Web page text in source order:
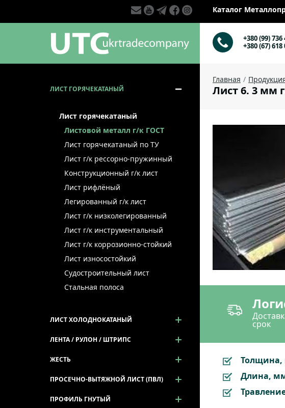
Каталог
+380 (99) 736
+380 (67) 618
Главная
Лист 6. 3 мм
срок
Длина,
ЛИСТ ГОРЯЧЕКАТАНЫЙ
Лист горячекатаный
Листовой металл г/к ГОСТ
Лист горячекатаный по ТУ
Лист г/к рессорно-пружинный
Конструкционный г/к лист
Лист рифлёный
Легированный г/к лист
Лист г/к низколегированный
Лист г/к инструментальный
Лист г/к коррозионно-стойкий
Лист износостойкий
Судостроительный лист
Стальная полоса
ЛИСТ ХОЛОДНОКАТАНЫЙ
ЛЕНТА / РУЛОН / ШТРИПС
ЖЕСТЬ
ПРОСЕЧНО-ВЫТЯЖНОЙ ЛИСТ (ПВЛ)
ПРОФИЛЬ ГНУТЫЙ